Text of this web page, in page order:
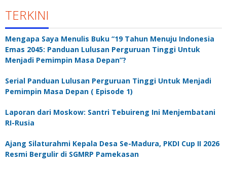
TERKINI
Mengapa Saya Menulis Buku “19 Tahun Menuju Indonesia
Emas 2045: Panduan Lulusan Perguruan Tinggi Untuk
Menjadi Pemimpin Masa Depan”?
Serial Panduan Lulusan Perguruan Tinggi Untuk Menjadi
Pemimpin Masa Depan ( Episode 1)
Laporan dari Moskow: Santri Tebuireng Ini Menjembatani
RI-Rusia
Ajang Silaturahmi Kepala Desa Se-Madura, PKDI Cup II 2026
Resmi Bergulir di SGMRP Pamekasan